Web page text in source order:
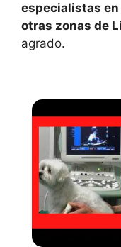
especialistas
otras zonas de
agrado.